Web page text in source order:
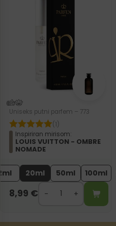
Uniseks putni parfem – 773
(1)
Inspiriran mirisom:
LOUIS VUITTON - OMBRE
NOMADE
20ml 50ml 100ml
8,99 €